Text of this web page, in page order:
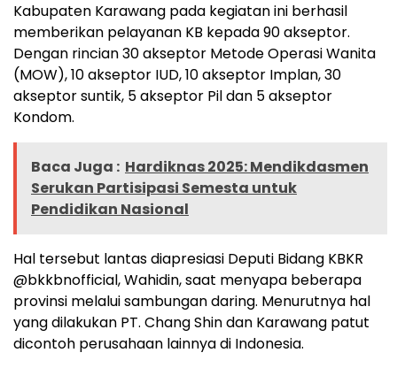
Kabupaten Karawang pada kegiatan ini berhasil
memberikan pelayanan KB kepada 90 akseptor.
Dengan rincian 30 akseptor Metode Operasi Wanita
(MOW), 10 akseptor IUD, 10 akseptor Implan, 30
akseptor suntik, 5 akseptor Pil dan 5 akseptor
Kondom.
Baca Juga : Hardiknas 2025: Mendikdasmen
Serukan Partisipasi Semesta untuk
Pendidikan Nasional
Hal tersebut lantas diapresiasi Deputi Bidang KBKR
@bkkbnofficial, Wahidin, saat menyapa beberapa
provinsi melalui sambungan daring. Menurutnya hal
yang dilakukan PT. Chang Shin dan Karawang patut
dicontoh perusahaan lainnya di Indonesia.